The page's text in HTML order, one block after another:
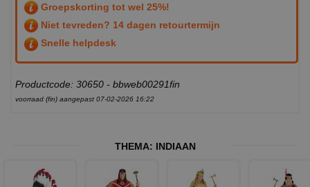
Groepskorting tot wel 25%!
Niet tevreden? 14 dagen retourtermijn
Snelle helpdesk
Productcode: 30650 - bbweb00291fin
voorraad (fin) aangepast 07-02-2026 16:22
THEMA: INDIAAN